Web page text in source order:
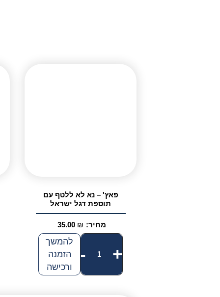
פאץ' – נא לא ללטף עם
תוספת דגל ישראל
מחיר: 35.00 ₪
+ של
-
להמשך
הזמנה
ורכישה